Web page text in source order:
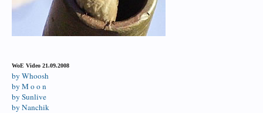
WoE Video 21.09.2008
by Whoosh
by M o o n
by Sunlive
by Nanchik